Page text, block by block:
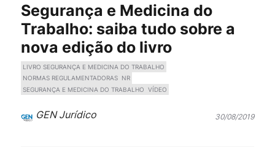
Segurança e Medicina do
Trabalho: saiba tudo sobre a
nova edição do livro
LIVRO SEGURANÇA E MEDICINA DO TRABALHO
NORMAS REGULAMENTADORAS
NR
SEGURANÇA E MEDICINA DO TRABALHO VÍDEO
GEN Jurídico 30/08/2019